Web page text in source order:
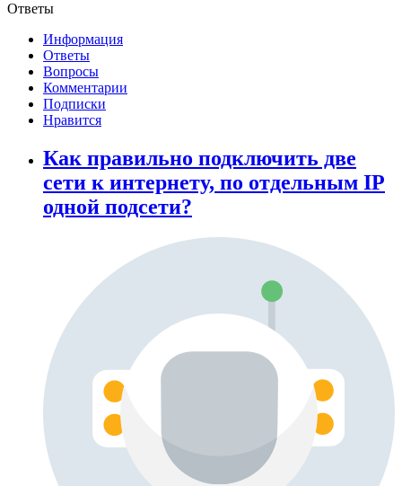
Ответы
Информация
Ответы
Вопросы
Комментарии
Подписки
Нравится
Как правильно подключить две
сети к интернету, по отдельным IP
одной подсети?